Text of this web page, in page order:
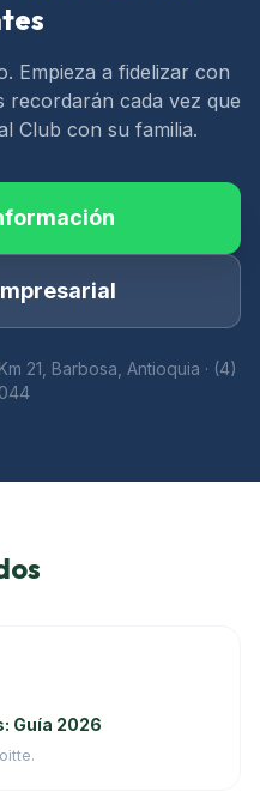
Empieza a fidelizar con
recordarán cada vez que
Club con su familia.
21, Barbosa, Antioquia · (4)
Guía 2026